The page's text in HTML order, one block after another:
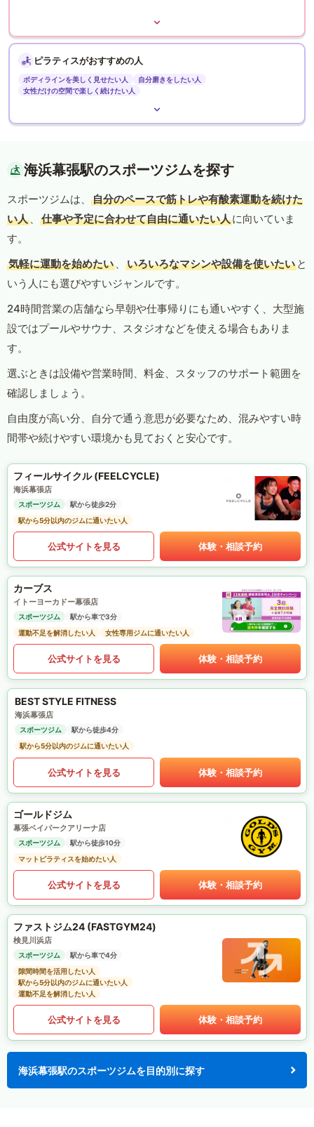
ピラティスがおすすめの人
ボディラインを美しく見せたい人
自分磨きをしたい人
女性だけの空間で楽しく続けたい人
海浜幕張駅のスポーツジムを探す
スポーツジムは、
自分のペースで筋トレや有酸素運動を続けた
い人 、 仕事や予定に合わせて自由に通いたい人に向いていま
す。
気軽に運動を始めたい 、 いろいろなマシンや設備を使いたい と
いう人にも選びやすいジャンルです。
24時間営業の店舗なら早朝や仕事帰りにも通いやすく、大型施
設ではプールやサウナ、スタジオなどを使える場合もありま
す。
選ぶときは設備や営業時間、料金、スタッフのサポート範囲を
確認しましょう。
自由度が高い分、自分で通う意思が必要なため、混みやすい時
間帯や続けやすい環境かも見ておくと安心です。
フィールサイクル (FEELCYCLE)
海浜幕張店
スポーツジム
駅から徒歩2分
駅から5分以内のジムに通いたい人
公式サイトを見る 体験・相談予約
カーブス
イトーヨーカドー幕張店
スポーツジム
駅から車で3分
運動不足を解消したい人
女性専用ジムに通いたい人
公式サイトを見る 体験・相談予約
BEST STYLE FITNESS
海浜幕張店
スポーツジム
駅から徒歩4分
駅から5分以内のジムに通いたい人
公式サイトを見る 体験・相談予約
ゴールドジム
幕張ベイパークアリーナ店
スポーツジム
駅から徒歩10分
マットピラティスを始めたい人
公式サイトを見る 体験・相談予約
ファストジム24 (FASTGYM24)
検見川浜店
スポーツジム
駅から車で4分
隙間時間を活用したい人
駅から5分以内のジムに通いたい人
運動不足を解消したい人
公式サイトを見る 体験・相談予約
海浜幕張駅のスポーツジムを目的別に探す